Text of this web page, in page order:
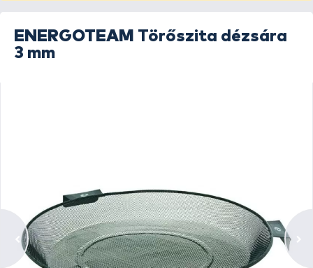
ENERGOTEAM Törőszita dézsára
3 mm